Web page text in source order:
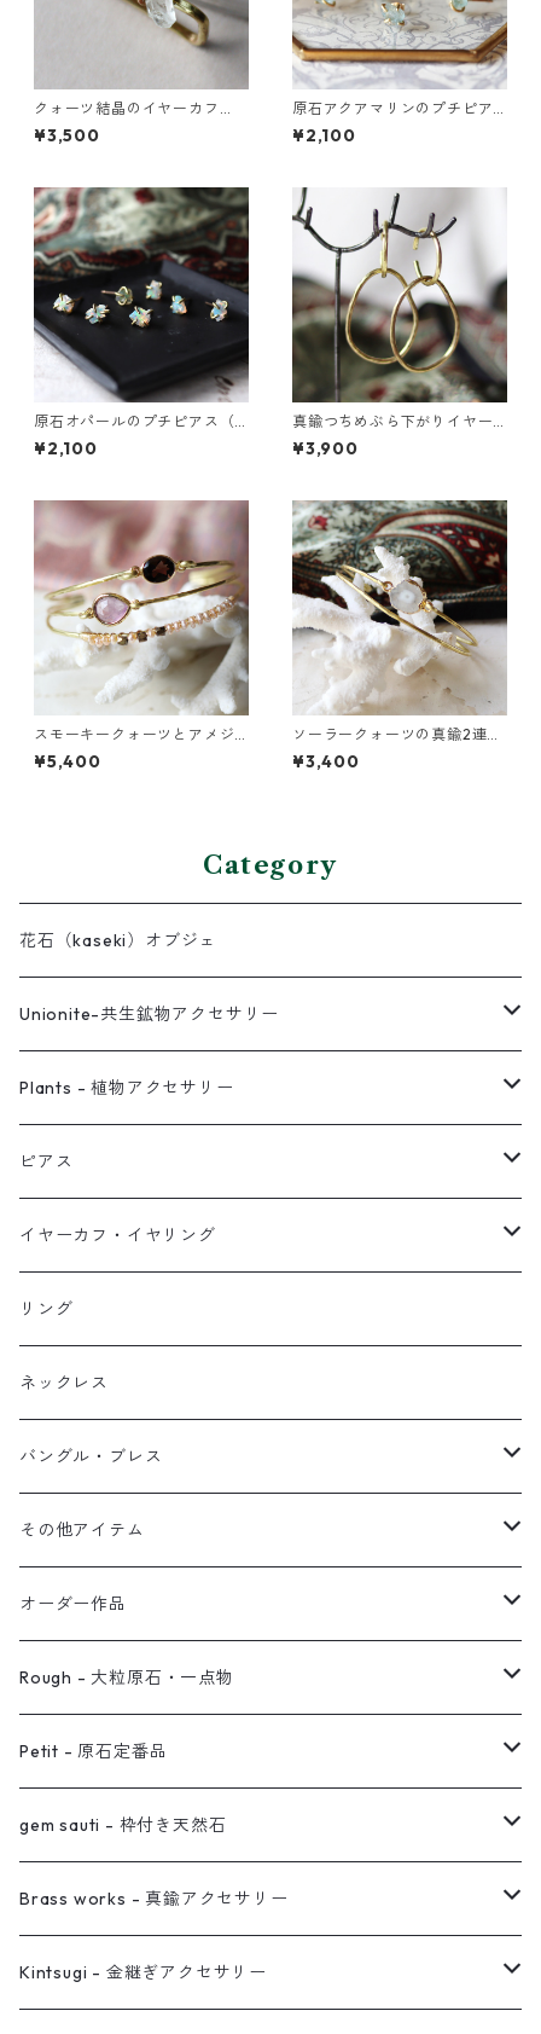
クォーツ結晶のイヤーカフ
（インダストリアル風）
¥3,500
原石アクアマリンのプチピア
ス（一粒/片方）
¥2,100
原石オパールのプチピアス（1
粒/片方）
¥2,100
真鍮つちめぶら下がりイヤー
カフ
¥3,900
スモーキークォーツとアメジ
ストの真鍮3連バングル
¥5,400
ソーラークォーツの真鍮2連バ
ングル
¥3,400
Category
花石（kaseki）オブジェ
Unionite-共生鉱物アクセサリー
ピアス
ネックレス
イヤーカフ
イヤリング
Plants - 植物アクセサリー
ピアス
ネックレス
リング
ブレス
オブジェ
イヤーカフ
ピアス
スタッド・一粒
フック・ぶら下がり
フープ
イヤーカフ・イヤリング
原石イヤーカフ
植物イヤーカフ
ぶら下がりイヤーカフ
2連イヤーカフ
イヤリング対応
ノンホールピアス
オーダー用ページ
真鍮イヤーカフ
リング
ネックレス
バングル・ブレス
ブレスレット
バングル
その他アイテム
ブローチ
ヘアアクセサリー
オーダー作品
リング
ネックレス
ピアス
イヤーカフ
バングル
Rough - 大粒原石・一点物
ピアス
リング
ネックレス
イヤーカフ
Petit - 原石定番品
ピアス
リング
ネックレス
gem sauti - 枠付き天然石
ピアス
ネックレス
Brass works - 真鍮アクセサリー
リング
Kintsugi - 金継ぎアクセサリー